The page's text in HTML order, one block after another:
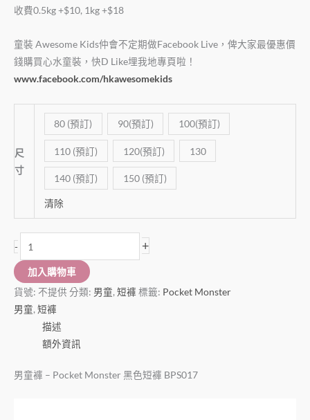
收費0.5kg +$10, 1kg +$18
童裝 Awesome Kids仲會不定期做Facebook Live，俾大家最優惠價
錢購買心水童裝，快D Like埋我地專頁啦！
www.facebook.com/hkawesomekids
尺
寸
80 (預訂) 90(預訂) 100(預訂)
110 (預訂) 120(預訂) 130
140 (預訂) 150 (預訂)
清除
- +
加入購物車
貨號: 不提供 分類: 男童, 短褲 標籤: Pocket Monster
男童, 短褲
描述
額外資訊
男童褲 – Pocket Monster 黑色短褲 BPS017